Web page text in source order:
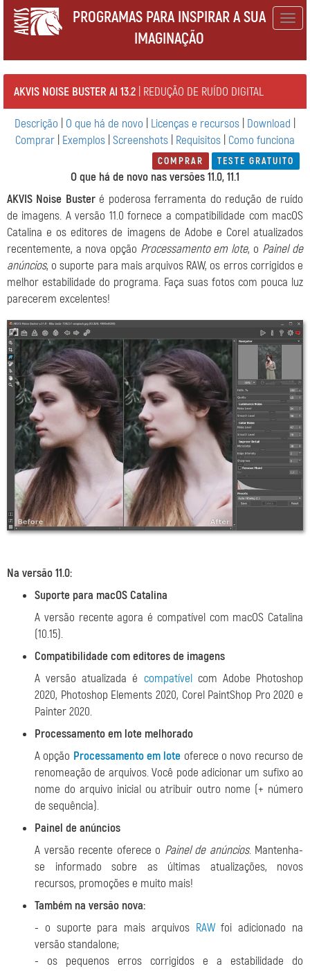
PROGRAMAS PARA INSPIRAR A SUA
IMAGINAÇÃO
AKVIS NOISE BUSTER AI 13.2 | REDUÇÃO DE RUÍDO DIGITAL
Descrição O que há de novo Licenças e recursos Download
Comprar Exemplos Screenshots Requisitos Como funciona
COMPRAR TESTE GRATUITO
O que há de novo nas versões 11.0, 11.1
AKVIS Noise Busteré poderosa ferramenta do redução de ruído
de imagens. A versão 11.0 fornece a compatibilidade com macOS
Catalina e os editores de imagens de Adobe e Corel atualizados
recentemente, a nova opção Processamento em lote, o Painel de
anúncios, o suporte para mais arquivos RAW, os erros corrigidos e
melhor estabilidade do programa. Faça suas fotos com pouca luz
parecerem excelentes!
Na versão 11.0:
Suporte para macOS Catalina
A versão recente agora é compatível com macOS Catalina
(10.15).
Compatibilidade com editores de imagens
A versão atualizada é compatívelcom Adobe Photoshop
2020, Photoshop Elements 2020, Corel PaintShop Pro 2020 e
Painter 2020.
Processamento em lote melhorado
A opção Processamento em lote oferece o novo recurso de
renomeação de arquivos. Você pode adicionar um sufixo ao
nome do arquivo inicial ou atribuir outro nome (+ número
de sequência).
Painel de anúncios
A versão recente oferece o Painel de anúncios. Mantenha-
se informado sobre as últimas atualizações, novos
recursos, promoções e muito mais!
Também na versão nova:
- o suporte para mais arquivos RAWfoi adicionado na
versão standalone;
- os pequenos erros corrigidos e a estabilidade do